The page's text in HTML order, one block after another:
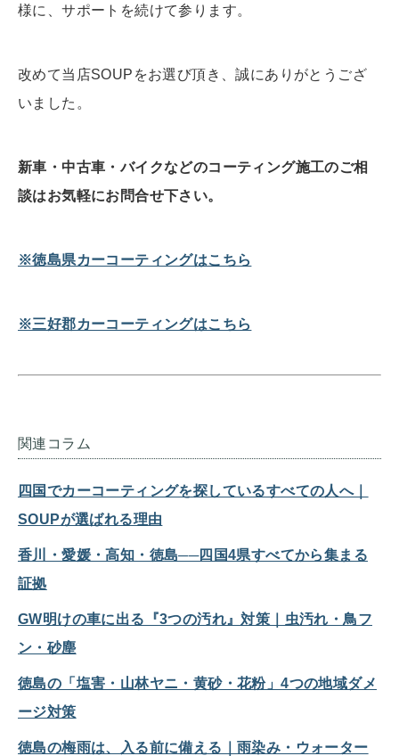
様に、サポートを続けて参ります。
改めて当店SOUPをお選び頂き、誠にありがとうござ
いました。
新車・中古車・バイクなどのコーティング施工のご相
談はお気軽にお問合せ下さい。
※徳島県カーコーティングはこちら
※三好郡カーコーティングはこちら
関連コラム
四国でカーコーティングを探しているすべての人へ｜
SOUPが選ばれる理由
香川・愛媛・高知・徳島──四国4県すべてから集まる
証拠
GW明けの車に出る『3つの汚れ』対策｜虫汚れ・鳥フ
ン・砂塵
徳島の「塩害・山林ヤニ・黄砂・花粉」4つの地域ダメ
ージ対策
徳島の梅雨は、入る前に備える｜雨染み・ウォーター